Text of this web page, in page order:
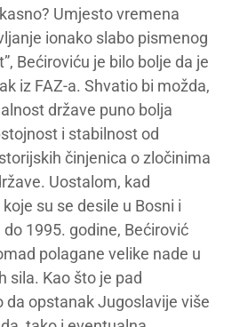
Umjesto vremena
ionako slabo pismenog
Bećiroviću je bilo bolje da je
iz FAZ-a. Shvatio bi možda,
države puno bolja
i stabilnost od
činjenica o zločinima
Uostalom, kad
su se desile u Bosni i
1995. godine, Bećirović
polagane velike nade u
sila. Kao što je pad
da opstanak Jugoslavije više